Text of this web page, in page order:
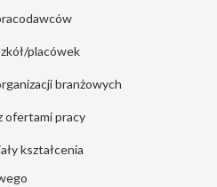
placówek
branżowych
ofertami pracy
kształcenia